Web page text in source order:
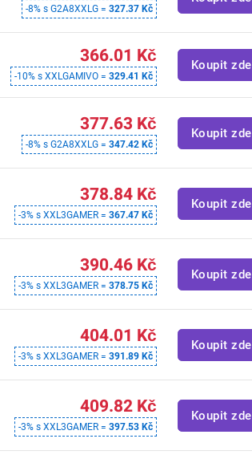
-8% s G2A8XXLG = 327.37 Kč
366.01 Kč
-10% s XXLGAMIVO = 329.41 Kč
Koupit zde
377.63 Kč
-8% s G2A8XXLG = 347.42 Kč
Koupit zde
378.84 Kč
-3% s XXL3GAMER = 367.47 Kč
Koupit zde
390.46 Kč
-3% s XXL3GAMER = 378.75 Kč
Koupit zde
404.01 Kč
-3% s XXL3GAMER = 391.89 Kč
Koupit zde
409.82 Kč
-3% s XXL3GAMER = 397.53 Kč
Koupit zde